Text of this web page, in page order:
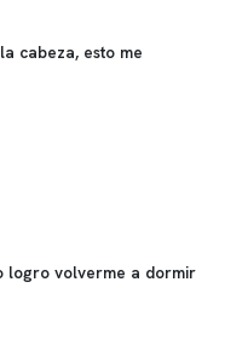
cabeza, esto me
logro volverme a dormir